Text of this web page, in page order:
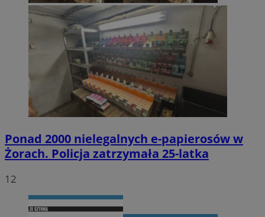
Ponad 2000 nielegalnych e-papierosów w
Żorach. Policja zatrzymała 25-latka
12